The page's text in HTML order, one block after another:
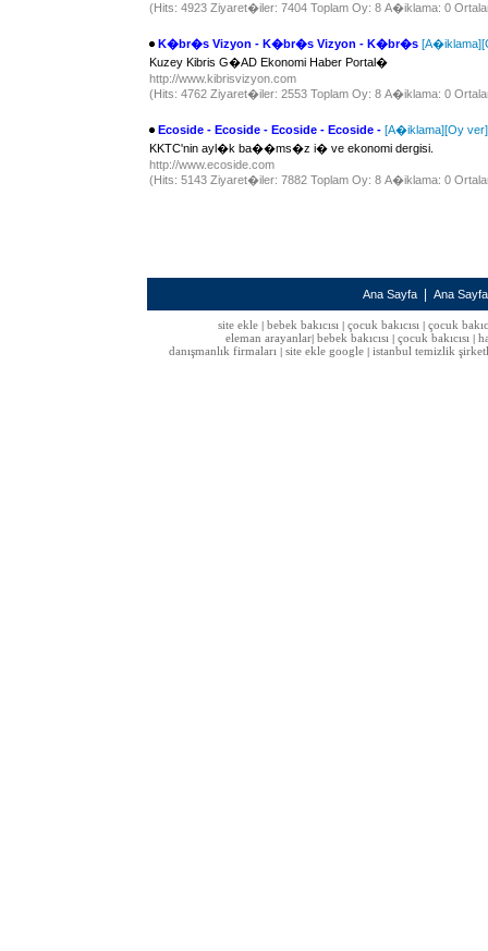
(Hits: 4923 Ziyaret�iler: 7404 Toplam Oy: 8 A�iklama: 0
K�br�s Vizyon - K�br�s Vizyon - K�br�s [A�iklama]
Kuzey Kibris G�AD Ekonomi Haber Portal�
http://www.kibrisvizyon.com
(Hits: 4762 Ziyaret�iler: 2553 Toplam Oy: 8 A�iklama: 0
Ecoside - Ecoside - Ecoside - Ecoside - [A�iklama][Oy ver]
KKTC'nin ayl�k ba��ms�z i� ve ekonomi dergisi.
http://www.ecoside.com
(Hits: 5143 Ziyaret�iler: 7882 Toplam Oy: 8 A�iklama: 0
Ana Sayfa Ana
site ekle| bebek bakıcısı| çocuk bakıcısı| çocuk
eleman arayanlar bebek bakıcısı çocuk bakıcısı
danışmanlık firmaları
site ekle google istanbul temizlik